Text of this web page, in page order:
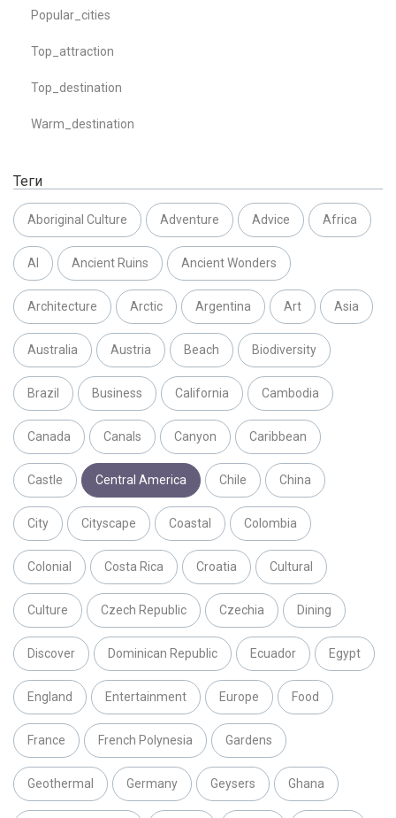
Popular_cities
Top_attraction
Top_destination
Warm_destination
Теги
Aboriginal Culture Adventure Advice Africa
AI Ancient Ruins Ancient Wonders
Architecture Arctic Argentina Art Asia
Australia Austria Beach Biodiversity
Brazil Business California Cambodia
Canada Canals Canyon Caribbean
Castle Central America Chile China
City Cityscape Coastal Colombia
Colonial Costa Rica Croatia Cultural
Culture Czech Republic Czechia Dining
Discover Dominican Republic Ecuador Egypt
England Entertainment Europe Food
France French Polynesia Gardens
Geothermal Germany Geysers Ghana